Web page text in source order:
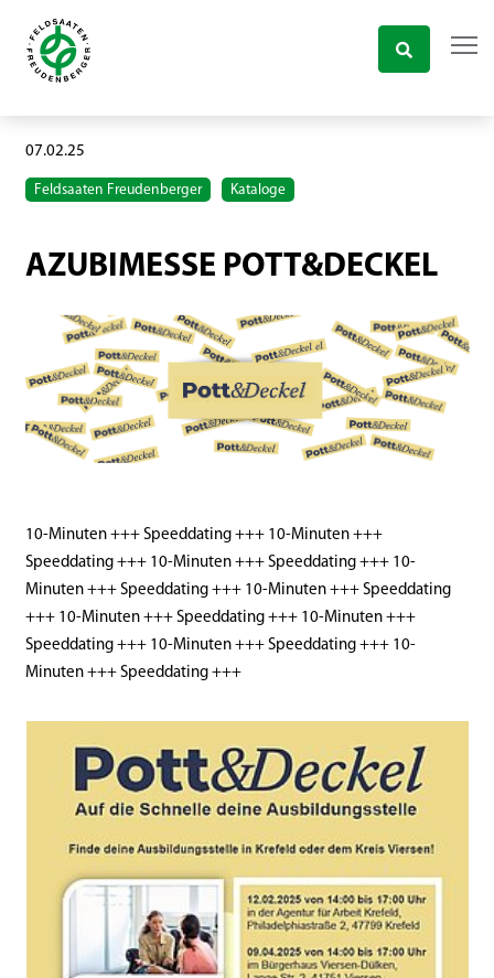
07.02.25
Feldsaaten Freudenberger Kataloge
AZUBIMESSE POTT&DECKEL
10-Minuten +++ Speeddating +++ 10-Minuten +++
Speeddating +++ 10-Minuten +++ Speeddating +++ 10-
Minuten +++ Speeddating +++ 10-Minuten +++ Speeddating
+++ 10-Minuten +++ Speeddating +++ 10-Minuten +++
Speeddating +++ 10-Minuten +++ Speeddating +++ 10-
Minuten +++ Speeddating +++